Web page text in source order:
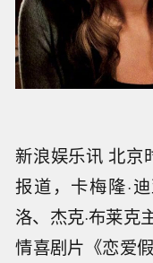
新浪娱乐讯 北京
报道，卡梅隆·
洛、杰克·布莱克
情喜剧片《恋爱